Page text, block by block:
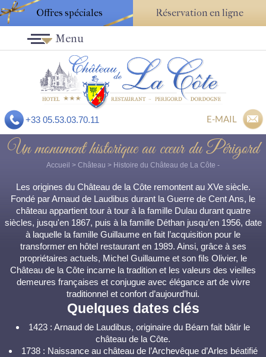
Offres spéciales Réservation en ligne
+33 05.53.03.70.11 E-MAIL
Menu
Un monument historique au cœur du Périgord
Accueil > Château > Histoire du Château de La Côte -
Les origines du Château de la Côte remontent au XVe siècle.
Fondé par Arnaud de Laudibus durant la Guerre de Cent Ans, le
château appartient tour à tour à la famille Dulau durant quatre
siècles, jusqu'en 1867, puis à la famille Déthan jusqu’en 1956, date
à laquelle la famille Guillaume en fait l’acquisition pour le
transformer en hôtel restaurant en 1989. Ainsi, grâce à ses
propriétaires actuels, Michel Guillaume et son fils Olivier, le
Château de la Côte incarne la tradition et les valeurs des vieilles
demeures françaises et conjugue avec élégance art de vivre
traditionnel et confort d’aujourd’hui.
Quelques dates clés
1423 : Arnaud de Laudibus, originaire du Béarn fait bâtir le
château de la Côte.
1738 : Naissance au château de l’Archevêque d’Arles béatifié